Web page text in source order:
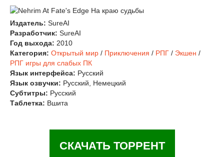
Издатель: SureAI
Разработчик: SureAI
Год выхода: 2010
Категория: Открытый мир / Приключения / РПГ / Экшен /
РПГ игры для слабых ПК
Язык интерфейса: Русский
Язык озвучки: Русский, Немецкий
Субтитры: Русский
Таблетка: Вшита
СКАЧАТЬ ТОРРЕНТ